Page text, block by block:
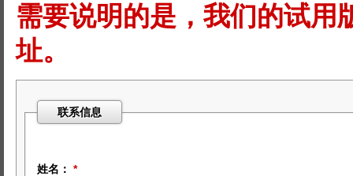
需要说明的是，我们的试用
址。
联系信息
姓名： *